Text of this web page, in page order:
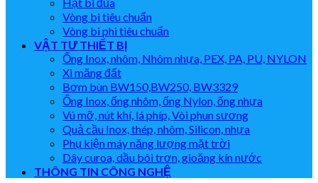
Vòng bi tiêu chuẩn
Vòng bi phi tiêu chuẩn
VẬT TƯ THIẾT BỊ
Ống Inox, nhôm, Nhôm nhựa, PEX, PA, PU, NYLON
Xi măng đất
Bơm bùn BW150,BW250, BW3329
Ống Inox, ống nhôm, ống Nylon, ống nhựa
Vú mỡ, nút khí, lá phíp, Vòi phun sương
Quả cầu Inox, thép, nhôm, Silicon, nhựa
Phụ kiện máy năng lượng mặt trời
Dây curoa, dầu bôi trơn, gioăng kín nước
THÔNG TIN CÔNG NGHỆ